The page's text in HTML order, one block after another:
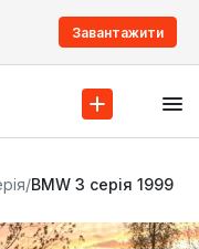
Завантажити
/BMW 3 серія 1999